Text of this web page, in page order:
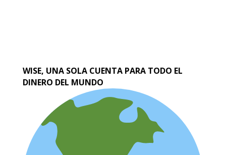
WISE, UNA SOLA CUENTA PARA TODO EL
DINERO DEL MUNDO